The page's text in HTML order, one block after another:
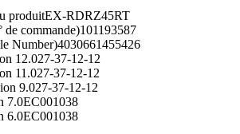
produitEX-RDRZ45RT
de commande)101193587
Number)4030661455426
12.027-37-12-12
11.027-37-12-12
9.027-37-12-12
7.0EC001038
6.0EC001038